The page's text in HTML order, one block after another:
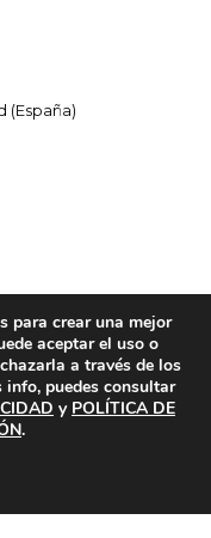
(España)
AYUDA
para crear una mejor
aceptar el uso o
a través de los
puedes consultar
y POLÍTICA DE
.